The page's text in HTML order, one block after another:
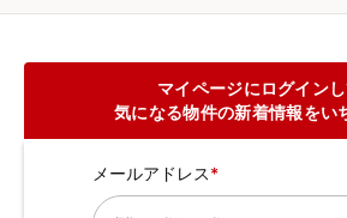
マイページにログインし
気になる物件の新着情報をい
メールアドレス